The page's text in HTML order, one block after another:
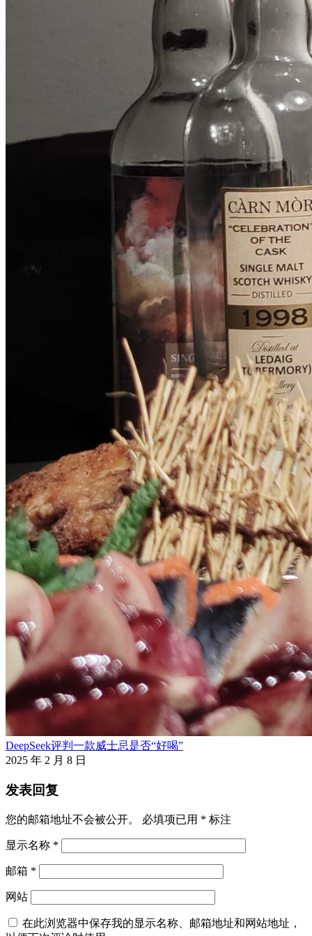
DeepSeek评判一款威士忌是否“好喝”
2025 年 2 月 8 日
发表回复
您的邮箱地址不会被公开。 必填项已用 * 标注
显示名称 *
邮箱 *
网站
在此浏览器中保存我的显示名称、邮箱地址和网站地址，